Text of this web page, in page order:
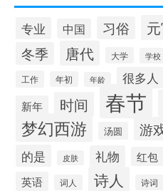
专业 中国 习俗
冬季 唐代 大学 学校
工作 年初 年龄 很多人
新年 时间 春节
梦幻西游 汤圆 游
的是 皮肤 礼物 红包
英语 词人 诗人 诗词